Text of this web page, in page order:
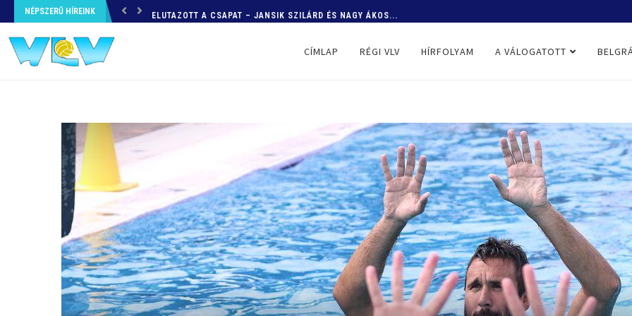
NÉPSZERŰ HÍREINK ELUTAZOTT A CSAPAT – JANSIK SZILÁRD ÉS NAGY ÁKOS...
CÍMLAP RÉGI VLV HÍRFOLYAM A VÁLOGATOTT